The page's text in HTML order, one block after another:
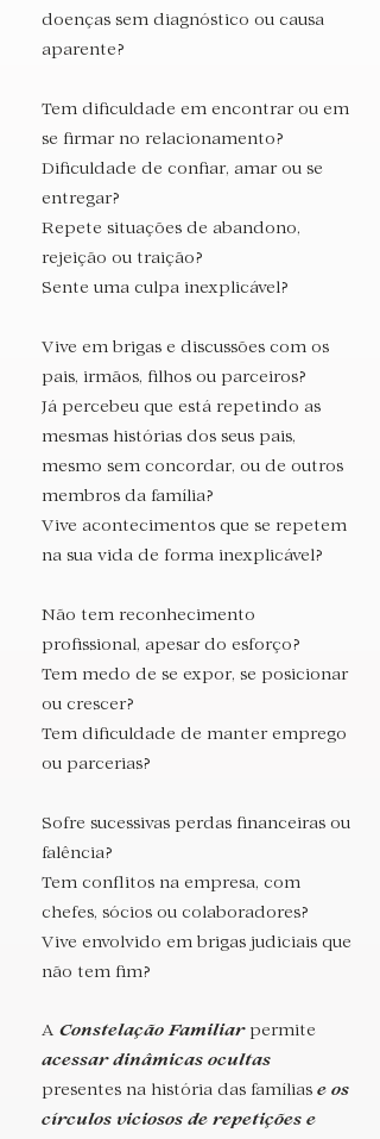
doenças sem diagnóstico ou causa
aparente?
Tem dificuldade em encontrar ou em
se firmar no relacionamento?
Dificuldade de confiar, amar ou se
entregar?
Repete situações de abandono,
rejeição ou traição?
Sente uma culpa inexplicável?
Vive em brigas e discussões com os
pais, irmãos, filhos ou parceiros?​
​Já percebeu que está repetindo as
mesmas histórias dos seus pais,
mesmo sem concordar, ou de outros
membros da família?
Vive acontecimentos que se repetem
na sua vida de forma inexplicável?
Não tem reconhecimento
profissional, apesar do esforço?
Tem medo de se expor, se posicionar
ou crescer?
Tem dificuldade de manter emprego
ou parcerias?
Sofre sucessivas perdas financeiras ou
falência?
Tem conflitos na empresa, com
chefes, sócios ou colaboradores?
Vive envolvido em brigas judiciais que
não tem fim?
A Constelação Familiar permite
acessar dinâmicas ocultas
presentes na história das famílias e os
círculos viciosos de repetições e